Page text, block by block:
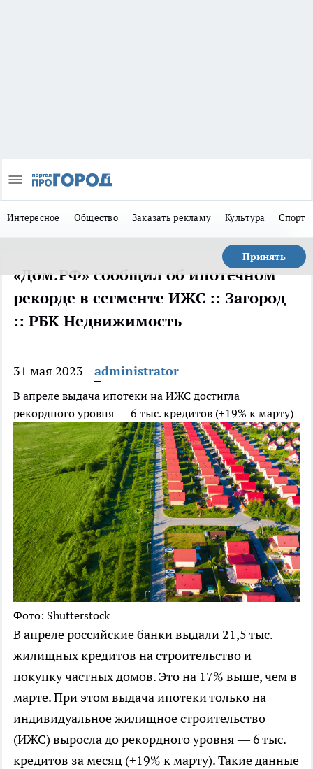
Интересное Общество Заказать рекламу Культура Спорт
Принять
«Дом.РФ» сообщил об ипотечном
рекорде в сегменте ИЖС :: Загород
:: РБК Недвижимость
31 мая 2023 administrator
В апреле выдача ипотеки на ИЖС достигла
рекордного уровня — 6 тыс. кредитов (+19% к марту)
Фото: Shutterstock
В апреле российские банки выдали 21,5 тыс.
жилищных кредитов на строительство и
покупку частных домов. Это на 17% выше, чем в
марте. При этом выдача ипотеки только на
индивидуальное жилищное строительство
(ИЖС) выросла до рекордного уровня — 6 тыс.
кредитов за месяц (+19% к марту). Такие данные